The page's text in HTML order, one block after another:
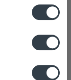
der
die Drinks sind
aus Glas,